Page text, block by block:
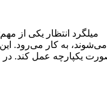
میلگرد انتظار یکی از
می‌شوند، به کار می‌رود.
یکپارچه عمل کند. در